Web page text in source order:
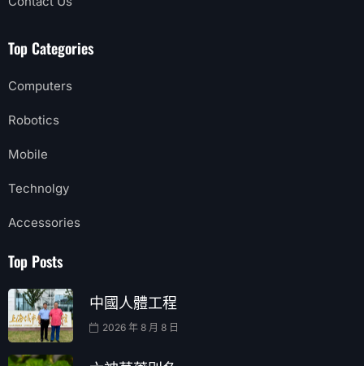
Top Categories
Computers
Robotics
Mobile
Technolgy
Accessories
Top Posts
中國人體工程
2026 年 8 月 8 日